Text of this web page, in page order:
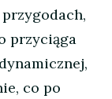
przyciąga
co po